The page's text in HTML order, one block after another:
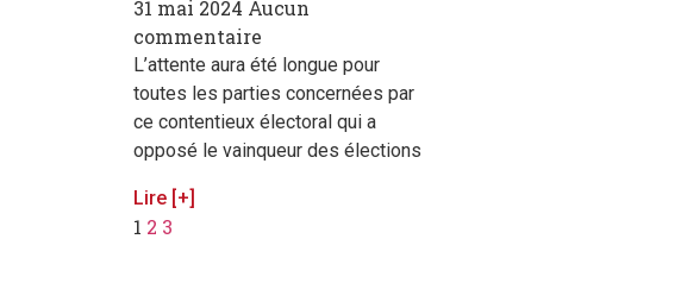
31 mai 2024 Aucun
commentaire
L’attente aura été longue pour
toutes les parties concernées par
ce contentieux électoral qui a
opposé le vainqueur des élections
Lire [+]
1 2 3